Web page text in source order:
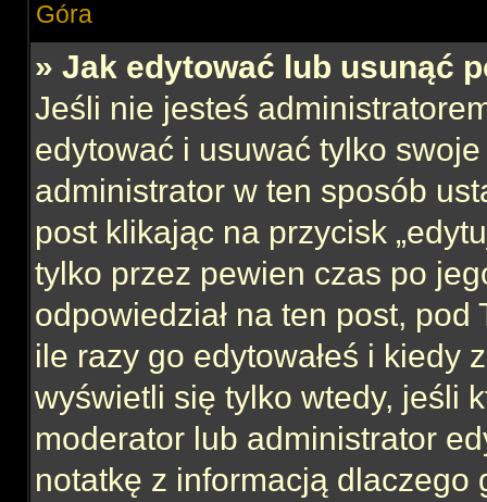
Góra
» Jak edytować lub usunąć
Jeśli nie jesteś
edytować i usuwać tylko
administrator w ten sposób
post klikając na przycisk
tylko przez pewien czas po
odpowiedział na ten post,
ile razy go edytowałeś i kiedy
wyświetli się tylko wtedy, jeśli
moderator lub administrator
notatkę z informacją